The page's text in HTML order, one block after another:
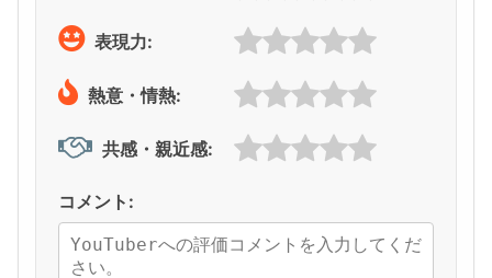
表現力:
熱意・情熱:
共感・親近感:
コメント: